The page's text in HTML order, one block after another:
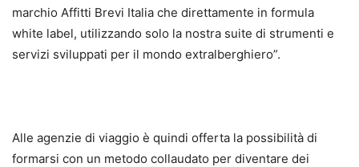
marchio Affitti Brevi Italia che direttamente in formula
white label, utilizzando solo la nostra suite di strumenti e
servizi sviluppati per il mondo extralberghiero”.
Alle agenzie di viaggio è quindi offerta la possibilità di
formarsi con un metodo collaudato per diventare dei